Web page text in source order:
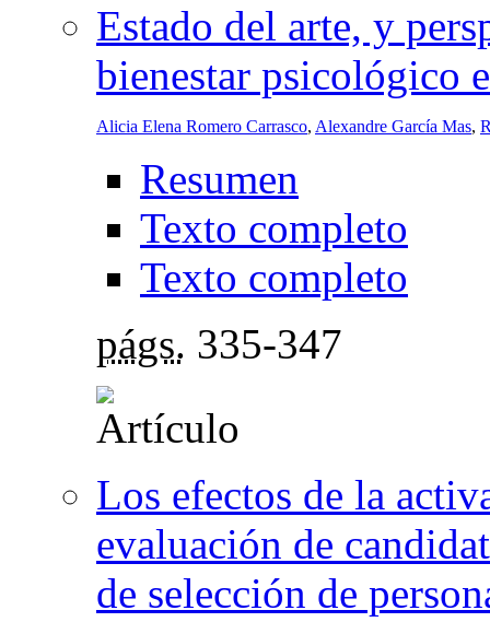
Estado del arte, y
bienestar psicológico
Alicia Elena Romero Carrasco, Alexandre García Mas,
Resumen
Texto completo
Texto completo
págs. 335-347
Los efectos de la
evaluación de
de selección de